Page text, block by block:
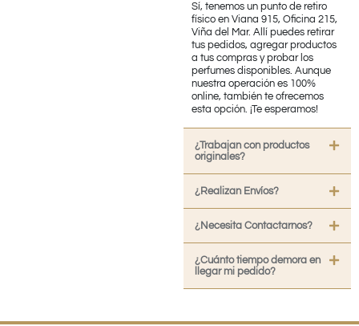
Sí, tenemos un punto de retiro
físico en Viana 915, Oficina 215,
Viña del Mar. Allí puedes retirar
tus pedidos, agregar productos
a tus compras y probar los
perfumes disponibles. Aunque
nuestra operación es 100%
online, también te ofrecemos
esta opción. ¡Te esperamos!
¿Trabajan con productos
originales?
¿Realizan Envíos?
¿Necesita Contactarnos?
¿Cuánto tiempo demora en
llegar mi pedido?